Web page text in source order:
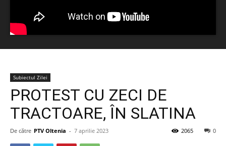
Subiectul Zilei
PROTEST CU ZECI DE
TRACTOARE, ÎN SLATINA
De către PTV Oltenia - 7 aprilie 2023 0
2065